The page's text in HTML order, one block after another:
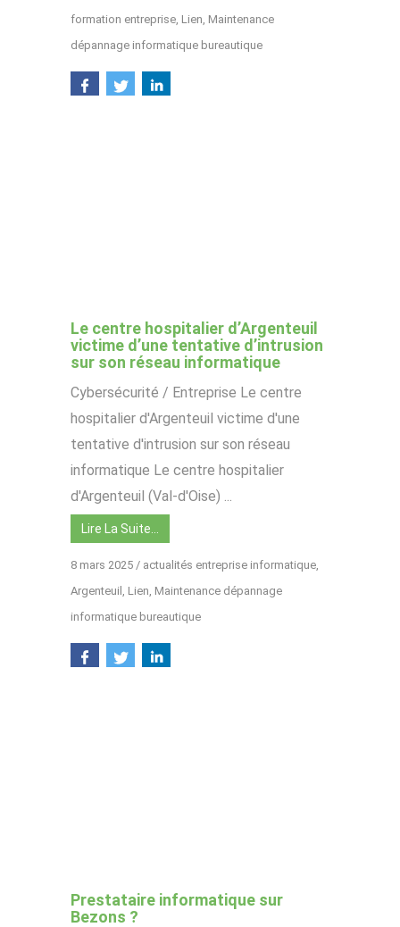
formation entreprise, Lien, Maintenance
dépannage informatique bureautique
Le centre hospitalier d’Argenteuil
victime d’une tentative d’intrusion
sur son réseau informatique
Cybersécurité / Entreprise Le centre
hospitalier d'Argenteuil victime d'une
tentative d'intrusion sur son réseau
informatique Le centre hospitalier
d'Argenteuil (Val-d'Oise) ...
Lire La Suite…
8 mars 2025 / actualités entreprise informatique
Argenteuil
Lien Maintenance dépannage
informatique bureautique
Prestataire informatique sur
Bezons ?